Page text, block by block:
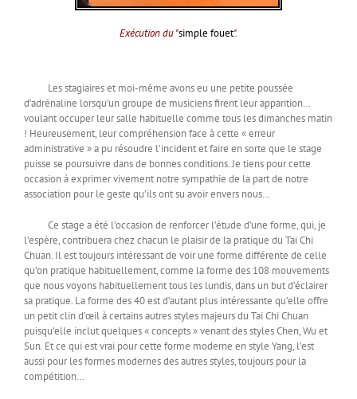
Exécution du "simple fouet".
Les stagiaires et moi-même avons eu une petite poussée
d’adrénaline lorsqu’un groupe de musiciens firent leur apparition…
voulant occuper leur salle habituelle comme tous les dimanches matin
! Heureusement, leur compréhension face à cette « erreur
administrative » a pu résoudre l’incident et faire en sorte que le stage
puisse se poursuivre dans de bonnes conditions. Je tiens pour cette
occasion à exprimer vivement notre sympathie de la part de notre
association pour le geste qu’ils ont su avoir envers nous…
Ce stage a été l’occasion de renforcer l’étude d’une forme, qui, je
l’espère, contribuera chez chacun le plaisir de la pratique du Tai Chi
Chuan. Il est toujours intéressant de voir une forme différente de celle
qu’on pratique habituellement, comme la forme des 108 mouvements
que nous voyons habituellement tous les lundis, dans un but d’éclairer
sa pratique. La forme des 40 est d’autant plus intéressante qu’elle offre
un petit clin d’œil à certains autres styles majeurs du Tai Chi Chuan
puisqu’elle inclut quelques « concepts » venant des styles Chen, Wu et
Sun. Et ce qui est vrai pour cette forme moderne en style Yang, l’est
aussi pour les formes modernes des autres styles, toujours pour la
compétition…